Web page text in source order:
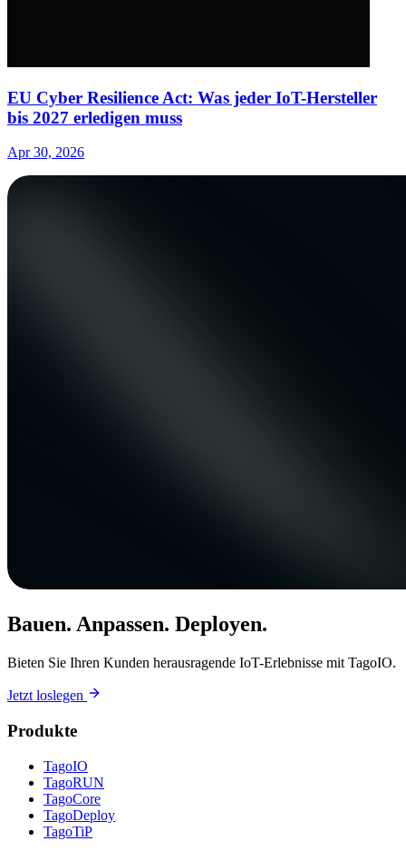
EU Cyber Resilience Act: Was jeder IoT-Hersteller
bis 2027 erledigen muss
Apr 30, 2026
Bauen. Anpassen. Deployen.
Bieten Sie Ihren Kunden herausragende IoT-Erlebnisse mit TagoIO.
Jetzt loslegen
Produkte
TagoIO
TagoRUN
TagoCore
TagoDeploy
TagoTiP